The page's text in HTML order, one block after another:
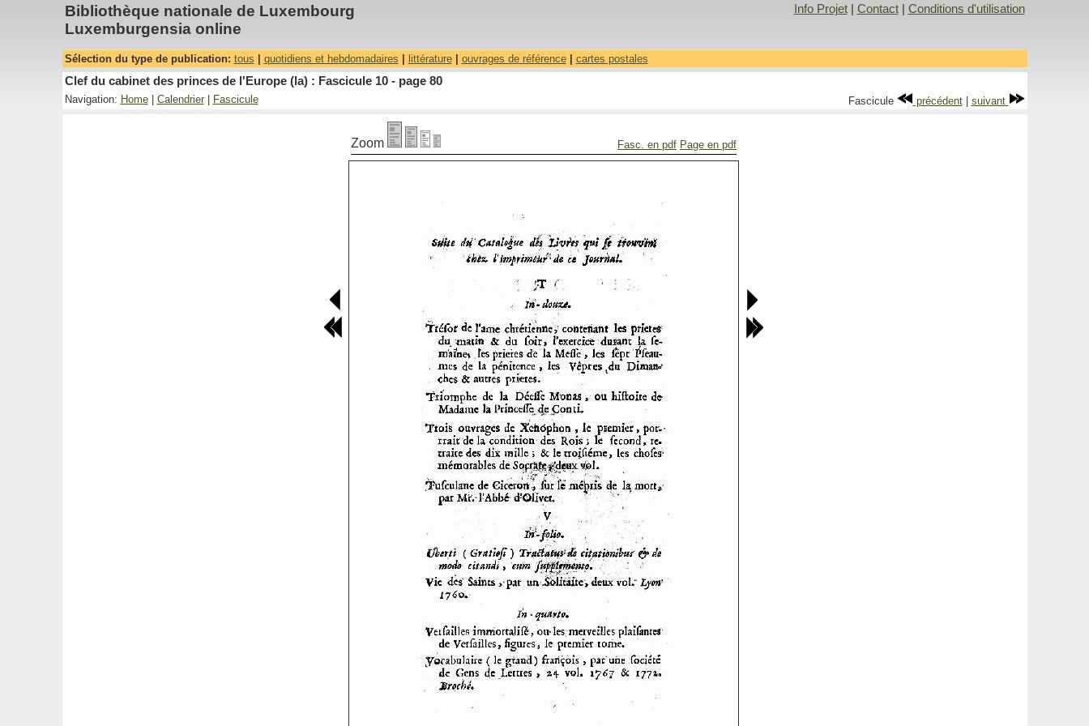
Bibliothèque nationale de Luxembourg
Luxemburgensia online
Info Projet| Contact| Conditions d'utilisation
Sélection du type de publication: tous quotidiens et hebdomadaires littérature| ouvrages de référence| cartes postales
Clef du cabinet des princes de l'Europe (la) : Fascicule 10 - page 80
Navigation: Home| Calendrier| Fascicule Fascicule précédent| suivant
Zoom Fasc. en pdf Page en pdf